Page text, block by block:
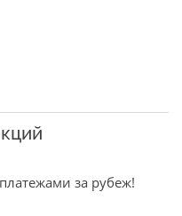
за рубеж!